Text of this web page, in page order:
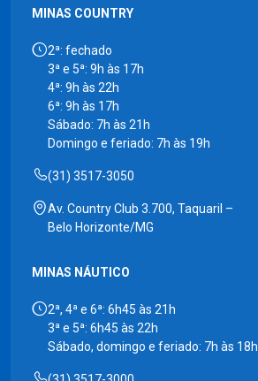
MINAS COUNTRY
2ª: fechado
3ª e 5ª: 9h às 17h
4ª: 9h às 22h
6ª: 9h às 17h
Sábado: 7h às 21h
Domingo e feriado: 7h às 19h
(31) 3517-3050
Av. Country Club 3.700, Taquaril –
Belo Horizonte/MG
MINAS NÁUTICO
2ª, 4ª e 6ª: 6h45 às 21h
3ª e 5ª: 6h45 às 22h
Sábado, domingo e feriado: 7h às 18h